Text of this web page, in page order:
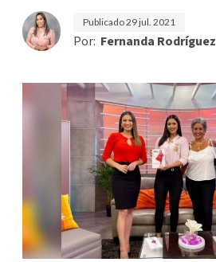
Publicado29 jul. 2021
Por: Fernanda Rodríguez